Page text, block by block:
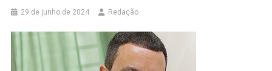
29 de junho de 2024 Redação